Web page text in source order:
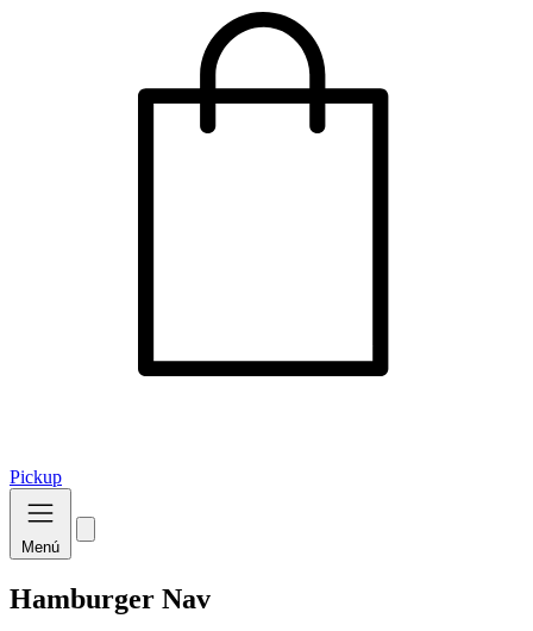
Pickup
Menú
Hamburger Nav